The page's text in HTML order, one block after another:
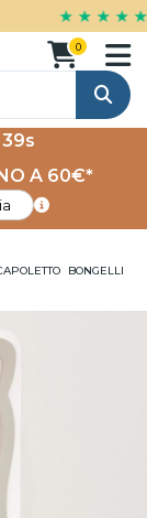
★ ★ ★ ★ ★
Cerca
0
39s
A 60€*
BONGELLI